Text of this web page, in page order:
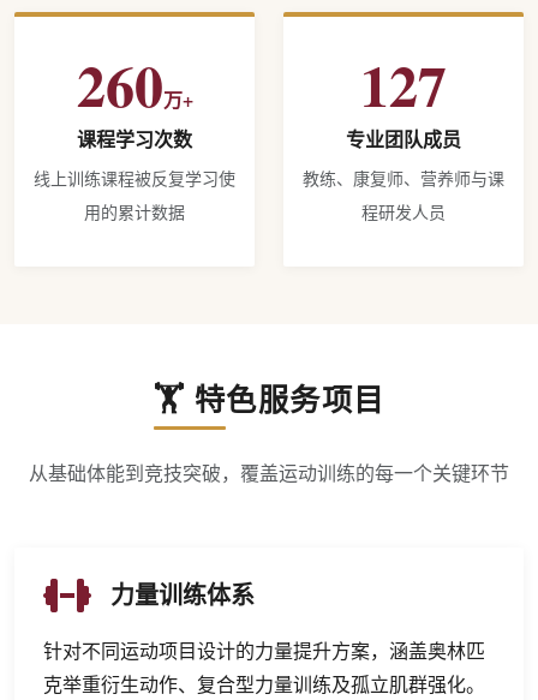
260万+
课程学习次数
线上训练课程被反复学习使
用的累计数据
127
专业团队成员
教练、康复师、营养师与课
程研发人员
🏋️ 特色服务项目
从基础体能到竞技突破，覆盖运动训练的每一个关键环节
力量训练体系
针对不同运动项目设计的力量提升方案，涵盖奥林匹
克举重衍生动作、复合型力量训练及孤立肌群强化。